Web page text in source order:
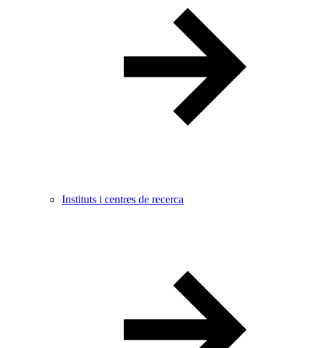
Instituts i centres de recerca